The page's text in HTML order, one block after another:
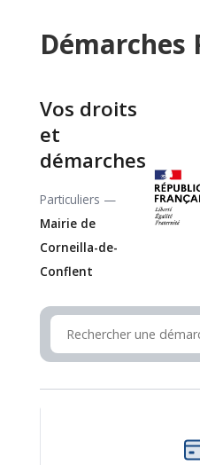
Démarches
Vos droits
et
démarches
Particuliers —
Mairie de
Corneilla-de-
Conflent